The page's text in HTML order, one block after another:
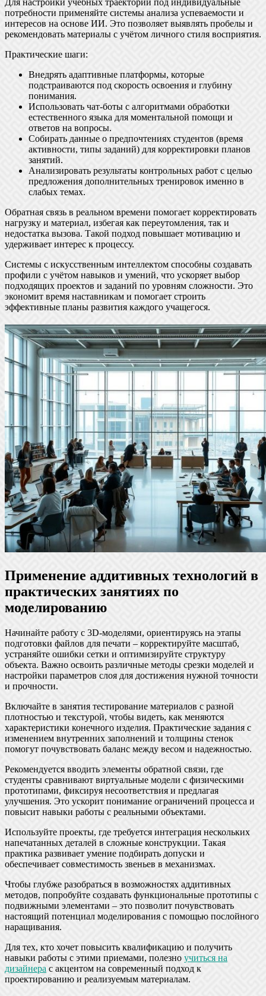
Для настройки учебных траекторий под индивидуальные
потребности применяйте системы анализа успеваемости и
интересов на основе ИИ. Это позволяет выявлять пробелы и
рекомендовать материалы с учётом личного стиля восприятия.
Практические шаги:
Внедрять адаптивные платформы, которые
подстраиваются под скорость освоения и глубину
понимания.
Использовать чат-боты с алгоритмами обработки
естественного языка для моментальной помощи и
ответов на вопросы.
Собирать данные о предпочтениях студентов (время
активности, типы заданий) для корректировки планов
занятий.
Анализировать результаты контрольных работ с целью
предложения дополнительных тренировок именно в
слабых темах.
Обратная связь в реальном времени помогает корректировать
нагрузку и материал, избегая как переутомления, так и
недостатка вызова. Такой подход повышает мотивацию и
удерживает интерес к процессу.
Системы с искусственным интеллектом способны создавать
профили с учётом навыков и умений, что ускоряет выбор
подходящих проектов и заданий по уровням сложности. Это
экономит время наставникам и помогает строить
эффективные планы развития каждого учащегося.
Применение аддитивных технологий в
практических занятиях по
моделированию
Начинайте работу с 3D-моделями, ориентируясь на этапы
подготовки файлов для печати – корректируйте масштаб,
устраняйте ошибки сетки и оптимизируйте структуру
объекта. Важно освоить различные методы срезки моделей и
настройки параметров слоя для достижения нужной точности
и прочности.
Включайте в занятия тестирование материалов с разной
плотностью и текстурой, чтобы видеть, как меняются
характеристики конечного изделия. Практические задания с
изменением внутренних заполнений и толщины стенок
помогут почувствовать баланс между весом и надежностью.
Рекомендуется вводить элементы обратной связи, где
студенты сравнивают виртуальные модели с физическими
прототипами, фиксируя несоответствия и предлагая
улучшения. Это ускорит понимание ограничений процесса и
повысит навыки работы с реальными объектами.
Используйте проекты, где требуется интеграция нескольких
напечатанных деталей в сложные конструкции. Такая
практика развивает умение подбирать допуски и
обеспечивает совместимость звеньев в механизмах.
Чтобы глубже разобраться в возможностях аддитивных
методов, попробуйте создавать функциональные прототипы с
подвижными элементами – это позволит почувствовать
настоящий потенциал моделирования с помощью послойного
наращивания.
Для тех, кто хочет повысить квалификацию и получить
навыки работы с этими приемами, полезно учиться на
дизайнера с акцентом на современный подход к
проектированию и реализуемым материалам.